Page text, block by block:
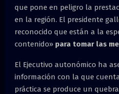
que pone en peligro la
en la región. El presidente
reconocido que están a la
contenido» para tomar las
El Ejecutivo autonómico ha
información con la que
práctica se produce un